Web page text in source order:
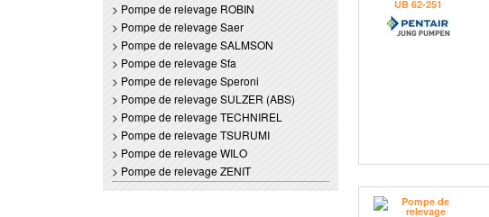
> Pompe de relevage ROBIN
> Pompe de relevage Saer
> Pompe de relevage SALMSON
> Pompe de relevage Sfa
> Pompe de relevage Speroni
> Pompe de relevage SULZER (ABS)
> Pompe de relevage TECHNIREL
> Pompe de relevage TSURUMI
> Pompe de relevage WILO
> Pompe de relevage ZENIT